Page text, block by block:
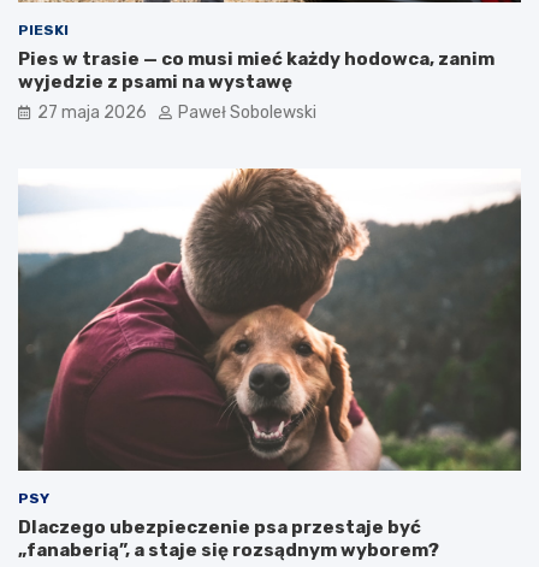
w
y
a
l
w
o
g
a
z
e
e
t
y
b
ć
PIESKI
Pies w trasie — co musi mieć każdy hodowca, zanim
wyjedzie z psami na wystawę
27 maja 2026 Paweł Sobolewski
PSY
Dlaczego ubezpieczenie psa przestaje być
„fanaberią”, a staje się rozsądnym wyborem?